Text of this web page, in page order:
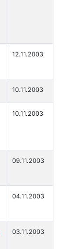
12.11.2003
10.11.2003
10.11.2003
09.11.2003
04.11.2003
03.11.2003